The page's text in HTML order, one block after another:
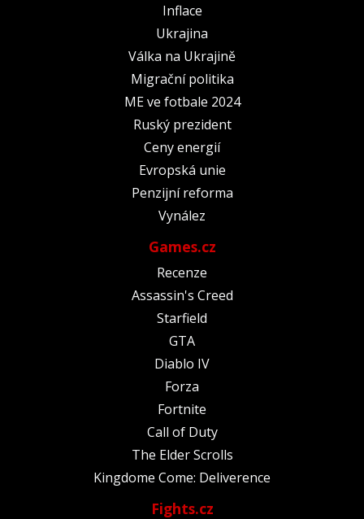
Inflace
Ukrajina
Válka na Ukrajině
Migrační politika
ME ve fotbale 2024
Ruský prezident
Ceny energií
Evropská unie
Penzijní reforma
Vynález
Games.cz
Recenze
Assassin's Creed
Starfield
GTA
Diablo IV
Forza
Fortnite
Call of Duty
The Elder Scrolls
Kingdome Come: Deliverence
Fights.cz